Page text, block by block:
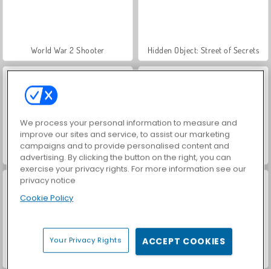
World War 2 Shooter Hidden Object: Street of Secrets
VegaMix Da Vinci Puzzles Car Parking City Duel
Farm Merge Valley
We process your personal information to measure and
improve our sites and service, to assist our marketing
campaigns and to provide personalised content and
advertising. By clicking the button on the right, you can
exercise your privacy rights. For more information see our
privacy notice
Cookie Policy
Your Privacy Rights ACCEPT COOKIES